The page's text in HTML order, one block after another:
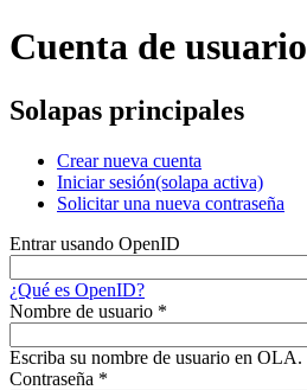
Cuenta de usuario
Solapas principales
Crear nueva cuenta
Iniciar sesión(solapa activa)
Solicitar una nueva contraseña
Entrar usando OpenID
¿Qué es OpenID?
Nombre de usuario *
Escriba su nombre de usuario en OLA.
Contraseña *